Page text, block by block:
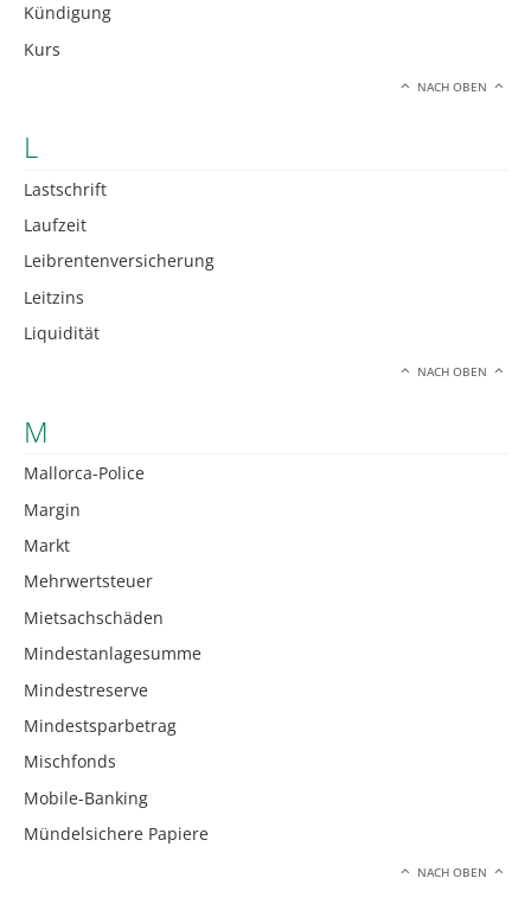
Kündigung
Kurs
NACH OBEN
L
Lastschrift
Laufzeit
Leibrentenversicherung
Leitzins
Liquidität
NACH OBEN
M
Mallorca-Police
Margin
Markt
Mehrwertsteuer
Mietsachschäden
Mindestanlagesumme
Mindestreserve
Mindestsparbetrag
Mischfonds
Mobile-Banking
Mündelsichere Papiere
NACH OBEN